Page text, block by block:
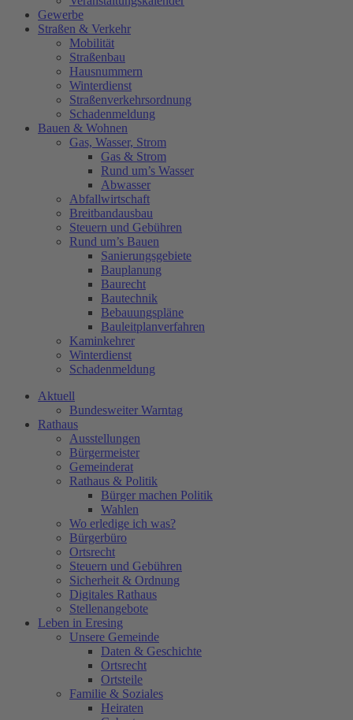
Gewerbe
Straßen & Verkehr
Mobilität
Straßenbau
Hausnummern
Winterdienst
Straßenverkehrsordnung
Schadenmeldung
Bauen & Wohnen
Gas, Wasser, Strom
Gas & Strom
Rund um’s Wasser
Abwasser
Abfallwirtschaft
Breitbandausbau
Steuern und Gebühren
Rund um’s Bauen
Sanierungsgebiete
Bauplanung
Baurecht
Bautechnik
Bebauungspläne
Bauleitplanverfahren
Kaminkehrer
Winterdienst
Schadenmeldung
Aktuell
Bundesweiter Warntag
Rathaus
Ausstellungen
Bürgermeister
Gemeinderat
Rathaus & Politik
Bürger machen Politik
Wahlen
Wo erledige ich was?
Bürgerbüro
Ortsrecht
Steuern und Gebühren
Sicherheit & Ordnung
Digitales Rathaus
Stellenangebote
Leben in Eresing
Unsere Gemeinde
Daten & Geschichte
Ortsrecht
Ortsteile
Familie & Soziales
Heiraten